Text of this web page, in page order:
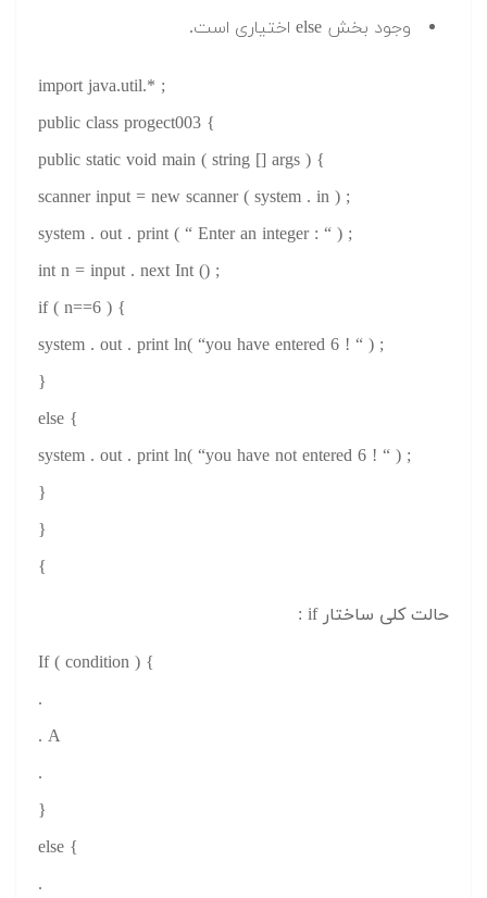
وجود بخش else اختیاری است.
import java.util.* ;
public class progect003 {
public static void main ( string [] args ) {
scanner input = new scanner ( system . in ) ;
system . out . print ( “ Enter an integer : “ ) ;
int n = input . next Int () ;
if ( n==6 ) {
system . out . print ln( “you have entered 6 ! “ ) ;
}
else {
system . out . print ln( “you have not entered 6 ! “ ) ;
}
}
{
حالت کلی ساختار if :
If ( condition ) {
.
. A
.
}
else {
.